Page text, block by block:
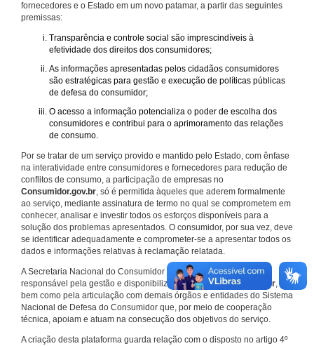
fornecedores e o Estado em um novo patamar, a partir das seguintes
premissas:
Transparência e controle social são imprescindíveis à
efetividade dos direitos dos consumidores;
As informações apresentadas pelos cidadãos consumidores
são estratégicas para gestão e execução de políticas públicas
de defesa do consumidor;
O acesso a informação potencializa o poder de escolha dos
consumidores e contribui para o aprimoramento das relações
de consumo.
Por se tratar de um serviço provido e mantido pelo Estado, com ênfase
na interatividade entre consumidores e fornecedores para redução de
conflitos de consumo, a participação de empresas no
Consumidor.gov.br, só é permitida àqueles que aderem formalmente
ao serviço, mediante assinatura de termo no qual se comprometem em
conhecer, analisar e investir todos os esforços disponíveis para a
solução dos problemas apresentados. O consumidor, por sua vez, deve
se identificar adequadamente e comprometer-se a apresentar todos os
dados e informações relativas à reclamação relatada.
A Secretaria Nacional do Consumidor do Ministério da Justiça é a
responsável pela gestão e disponibilização doConsumidor.gov.br,
bem como pela articulação com demais órgãos e entidades do Sistema
Nacional de Defesa do Consumidor que, por meio de cooperação
técnica, apoiam e atuam na consecução dos objetivos do serviço.
A criação desta plataforma guarda relação com o disposto no artigo 4º